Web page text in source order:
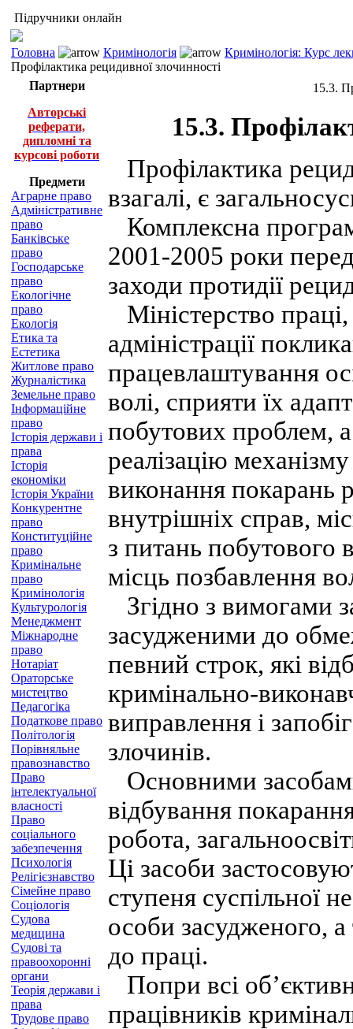
Підручники онлайн
Головна Кримінологія
Кримінологія: Курс
Профілактика рецидивної злочинності
Партнери
Авторські
реферати,
дипломні та
курсові роботи
Предмети
Аграрне право
Адміністративне
право
Банківське
право
Господарське
право
Екологічне
право
Екологія
Етика та
Естетика
Житлове право
Журналістика
Земельне право
Інформаційне
право
Історія держави і
права
Історія
економіки
Історія України
Конкурентне
право
Конституційне
право
Кримінальне
право
Кримінологія
Культурологія
Менеджмент
Міжнародне
право
Нотаріат
Ораторське
мистецтво
Педагогіка
Податкове право
Політологія
Порівняльне
правознавство
Право
інтелектуальної
власності
Право
соціального
забезпечення
Психологія
Релігієзнавство
Сімейне право
Соціологія
Судова
медицина
Судові та
правоохоронні
органи
Теорія держави і
права
Трудове право
15.3.
15.3.
Профілактика
взагалі, є
Комплексна
2001-2005 роки
заходи протидії
Міністерство
адміністрації
працевлаштування
волі, сприяти їх
побутових проблем,
реалізацію
виконання покарань
внутрішніх справ,
з питань побутового
місць позбавлення
Згідно з вимогами
засудженими до
певний строк, які
кримінально-
виправлення і
злочинів.
Основними
відбування
робота,
Ці засоби
ступеня суспільної
особи засудженого,
до праці.
Попри всі
працівників